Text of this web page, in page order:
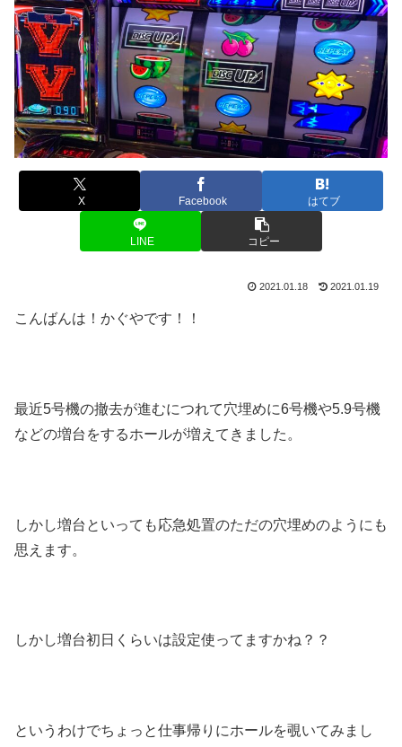
X Facebook はてブ
LINE コピー
2021.01.18 2021.01.19
こんばんは！かぐやです！！
最近5号機の撤去が進むにつれて穴埋めに6号機や5.9号機
などの増台をするホールが増えてきました。
しかし増台といっても応急処置のただの穴埋めのようにも
思えます。
しかし増台初日くらいは設定使ってますかね？？
というわけでちょっと仕事帰りにホールを覗いてみまし